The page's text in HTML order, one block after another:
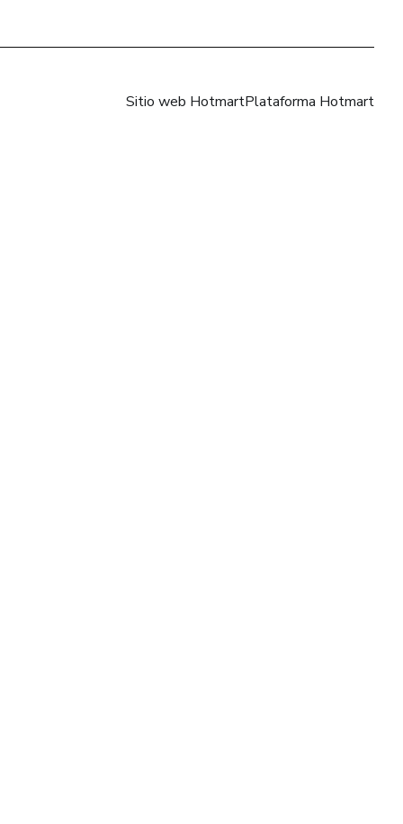
Sitio web HotmartPlataforma Hotmart